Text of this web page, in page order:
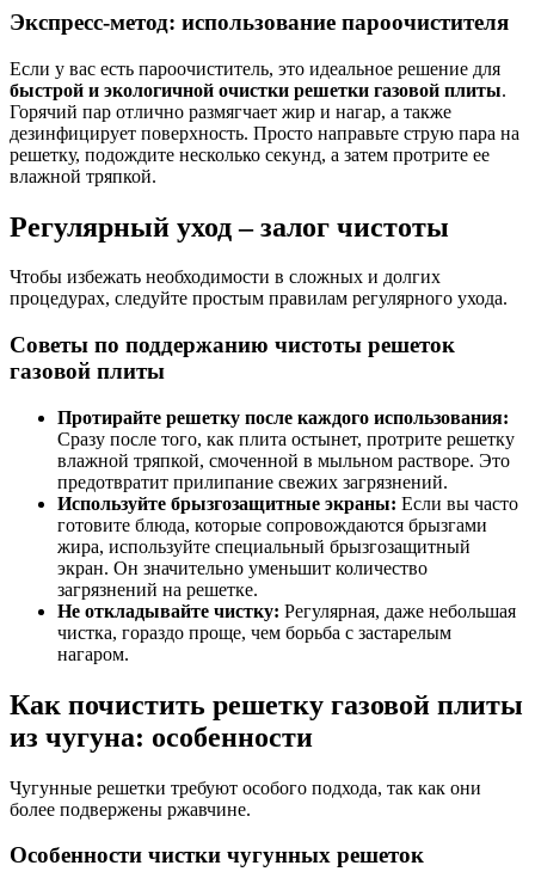
Экспресс-метод: использование пароочистителя
Если у вас есть пароочиститель, это идеальное решение для
быстрой и экологичной очистки решетки газовой плиты.
Горячий пар отлично размягчает жир и нагар, а также
дезинфицирует поверхность. Просто направьте струю пара на
решетку, подождите несколько секунд, а затем протрите ее
влажной тряпкой.
Регулярный уход – залог чистоты
Чтобы избежать необходимости в сложных и долгих
процедурах, следуйте простым правилам регулярного ухода.
Советы по поддержанию чистоты решеток
газовой плиты
Протирайте решетку после каждого использования:
Сразу после того, как плита остынет, протрите решетку
влажной тряпкой, смоченной в мыльном растворе. Это
предотвратит прилипание свежих загрязнений.
Используйте брызгозащитные экраны: Если вы часто
готовите блюда, которые сопровождаются брызгами
жира, используйте специальный брызгозащитный
экран. Он значительно уменьшит количество
загрязнений на решетке.
Не откладывайте чистку: Регулярная, даже небольшая
чистка, гораздо проще, чем борьба с застарелым
нагаром.
Как почистить решетку газовой плиты
из чугуна: особенности
Чугунные решетки требуют особого подхода, так как они
более подвержены ржавчине.
Особенности чистки чугунных решеток